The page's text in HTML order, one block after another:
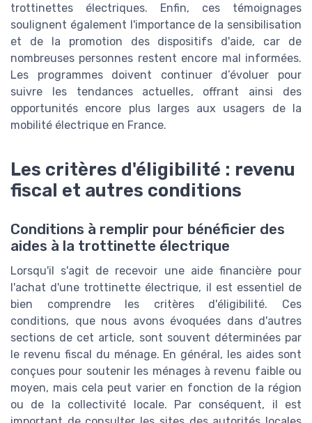
trottinettes électriques. Enfin, ces témoignages
soulignent également l'importance de la sensibilisation
et de la promotion des dispositifs d'aide, car de
nombreuses personnes restent encore mal informées.
Les programmes doivent continuer d’évoluer pour
suivre les tendances actuelles, offrant ainsi des
opportunités encore plus larges aux usagers de la
mobilité électrique en France.
Les critères d'éligibilité : revenu
fiscal et autres conditions
Conditions à remplir pour bénéficier des
aides à la trottinette électrique
Lorsqu'il s'agit de recevoir une aide financière pour
l'achat d'une trottinette électrique, il est essentiel de
bien comprendre les critères d'éligibilité. Ces
conditions, que nous avons évoquées dans d'autres
sections de cet article, sont souvent déterminées par
le revenu fiscal du ménage. En général, les aides sont
conçues pour soutenir les ménages à revenu faible ou
moyen, mais cela peut varier en fonction de la région
ou de la collectivité locale. Par conséquent, il est